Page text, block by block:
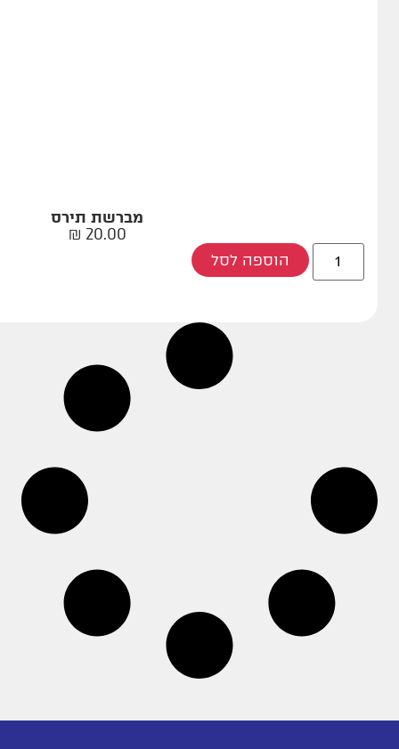
מברשת תירס
20.00
₪
הוספה לסל